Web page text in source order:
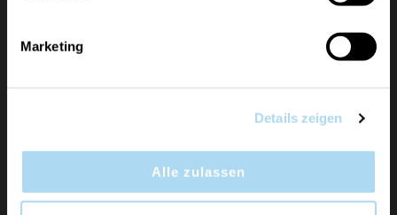
Marketing
Details zeigen
Alle zulassen
Profilo